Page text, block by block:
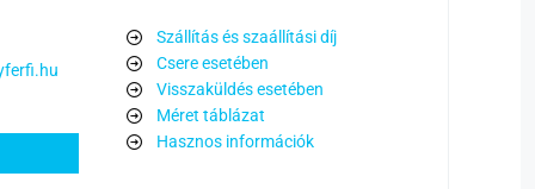
Szállítás és szaállítási díj
Csere esetében
Visszaküldés esetében
Méret táblázat
Hasznos információk